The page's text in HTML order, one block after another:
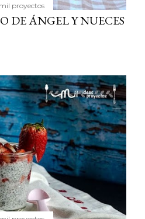
proyectos
DE ÁNGEL Y NUECES